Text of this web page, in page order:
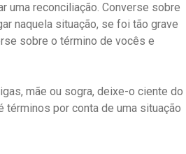
uma reconciliação. Converse sobre
naquela situação, se foi tão grave
sobre o término de vocês e
mãe ou sogra, deixe-o ciente do
por conta de uma situação